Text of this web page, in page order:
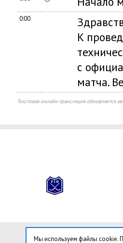
0:00
К
с
матча.
Текстовая онлайн-трансляция обновляется
Мы используем файлы cookie.